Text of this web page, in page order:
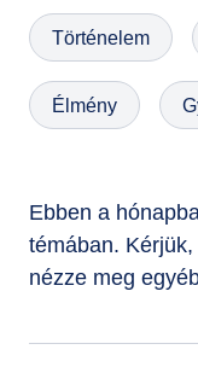
Történelem
Élmény
Ebben a
témában.
nézze meg